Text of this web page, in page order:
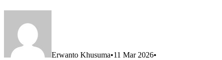
Erwanto Khusuma•11 Mar 2026•